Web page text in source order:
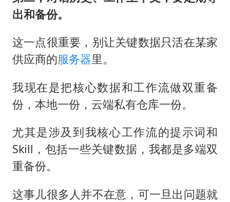
出和备份。
这一点很重要，别让关键数据只活在某家
供应商的服务器里。
我现在是把核心数据和工作流做双重备
份，本地一份，云端私有仓库一份。
尤其是涉及到我核心工作流的提示词和
Skill，包括一些关键数据，我都是多端双
重备份。
这事儿很多人并不在意，可一旦出问题就